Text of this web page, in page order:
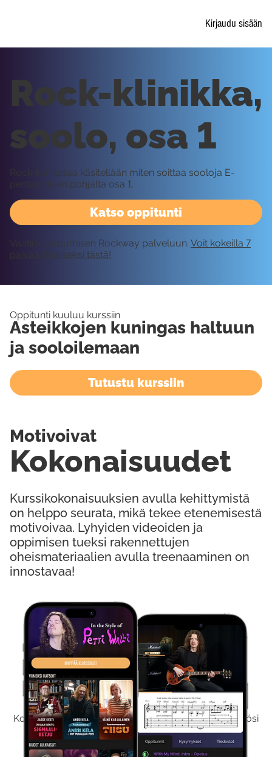
Kirjaudu sisään
Kokeile Ilmaiseksi
Kokeilemalla ilmaiseksi saat koko sisältömme käyttöösi
viikon ajaksi.
Katso oppitunti
Rock-klinikka,
soolo, osa 1
Rock-klinikassa käsitellään miten soittaa sooloja E-
pentatonisen pohjalta osa 1.
Vaatii kirjautumisen Rockway palveluun. Voit kokeilla 7
päivää ilmaiseksi tästä!
Oppitunti kuuluu kurssiin
Asteikkojen kuningas haltuun
ja sooloilemaan
Tutustu kurssiin
Kurssikokonaisuuksien avulla kehittymistä
on helppo seurata, mikä tekee etenemisestä
motivoivaa. Lyhyiden videoiden ja
oppimisen tueksi rakennettujen
oheismateriaalien avulla treenaaminen on
innostavaa!
Kokonaisuudet
Motivoivat